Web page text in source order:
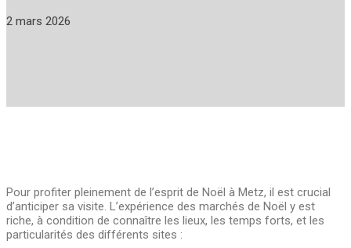
2 mars 2026
Pour profiter pleinement de l’esprit de Noël à Metz, il est crucial
d’anticiper sa visite. L’expérience des marchés de Noël y est
riche, à condition de connaître les lieux, les temps forts, et les
particularités des différents sites :